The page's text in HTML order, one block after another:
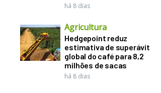
há 8 dias
Agricultura
Hedgepoint reduz
estimativa de superávit
global do café para 8,2
milhões de sacas
há 8 dias